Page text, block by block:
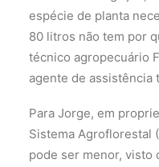
espécie de planta
80 litros não tem por
técnico agropecuário
agente de assistência
Para Jorge, em
Sistema Agroflorestal
pode ser menor, visto